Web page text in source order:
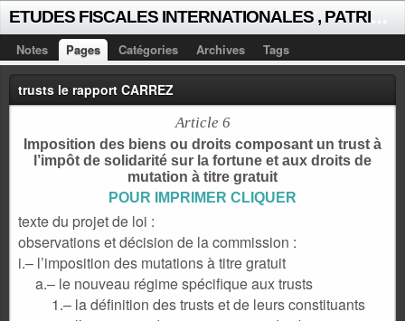
Notes Pages Catégories Archives Tags
trusts le rapport CARREZ
Article 6
Imposition des biens ou droits composant un trust à
l’impôt de solidarité sur la fortune et aux droits de
mutation à titre gratuit
POUR IMPRIMER CLIQUER
texte du projet de loi :
observations et décision de la commission :
i.– l’imposition des mutations à titre gratuit
a.– le nouveau régime spécifique aux trusts
1.– la définition des trusts et de leurs constituants